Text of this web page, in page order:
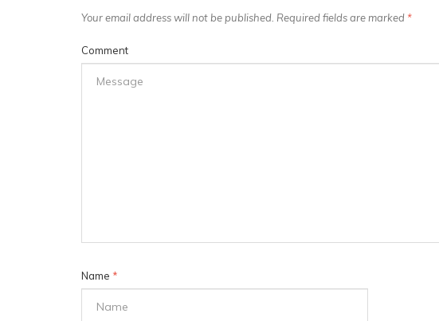
Your email address will not be published. Required fields are marked *
Comment
Name *